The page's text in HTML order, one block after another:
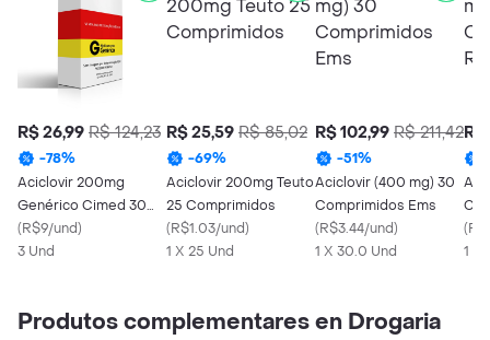
R$ 26,99 R$ 124,23
-78%
Aciclovir 200mg
Genérico Cimed 30
Comprimidos
(R$9/und)
3 Und
R$ 25,59 R$ 85,02
-69%
Aciclovir 200mg Teuto
25 Comprimidos
(R$1.03/und)
1 X 25 Und
R$ 102,99 R$ 211,42
-51%
Aciclovir (400 mg) 30
Comprimidos Ems
(R$3.44/und)
1 X 30.0 Und
R$
(
1 X
Produtos complementares en Drogaria